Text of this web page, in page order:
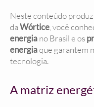
Neste conteúdo
daWórtice , você
energiano Brasil e os
energiaque garantem
tecnologia.
A matriz